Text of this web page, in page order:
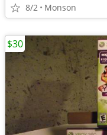
8/2 Monson
$30